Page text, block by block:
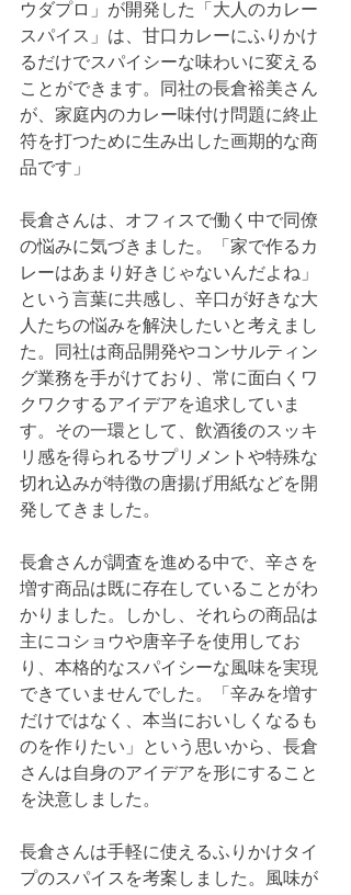
ウダプロ」が開発した「大人のカレー
スパイス」は、甘口カレーにふりかけ
るだけでスパイシーな味わいに変える
ことができます。同社の長倉裕美さん
が、家庭内のカレー味付け問題に終止
符を打つために生み出した画期的な商
品です」
長倉さんは、オフィスで働く中で同僚
の悩みに気づきました。「家で作るカ
レーはあまり好きじゃないんだよね」
という言葉に共感し、辛口が好きな大
人たちの悩みを解決したいと考えまし
た。同社は商品開発やコンサルティン
グ業務を手がけており、常に面白くワ
クワクするアイデアを追求していま
す。その一環として、飲酒後のスッキ
リ感を得られるサプリメントや特殊な
切れ込みが特徴の唐揚げ用紙などを開
発してきました。
長倉さんが調査を進める中で、辛さを
増す商品は既に存在していることがわ
かりました。しかし、それらの商品は
主にコショウや唐辛子を使用してお
り、本格的なスパイシーな風味を実現
できていませんでした。「辛みを増す
だけではなく、本当においしくなるも
のを作りたい」という思いから、長倉
さんは自身のアイデアを形にすること
を決意しました。
長倉さんは手軽に使えるふりかけタイ
プのスパイスを考案しました。風味が